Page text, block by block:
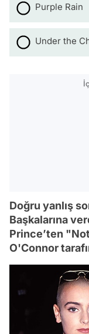
Purple Rain
Under the
Doğru yanlış
Başkalarına
Prince’ten
O'Connor